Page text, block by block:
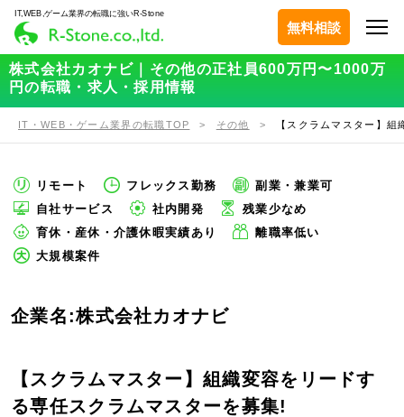
IT,WEB,ゲーム業界の転職に強いR-Stone
無料相談
株式会社カオナビ｜その他の正社員600万円〜1000万
円の転職・求人・採用情報
IT・WEB・ゲーム業界の転職TOP その他 【スクラムマスター】
リモート フレックス勤務
副業・兼業可
自社サービス
社内開発
残業少なめ
育休・産休・介護休暇実績あり
離職率低い
大規模案件
企業名:株式会社カオナビ
【スクラムマスター】組織変容をリードす
る専任スクラムマスターを募集!